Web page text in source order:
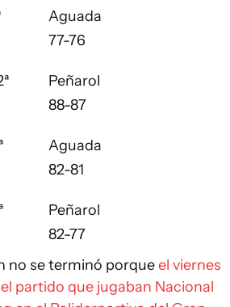
Aguada
77-76
Peñarol
88-87
Aguada
82-81
Peñarol
82-77
no se terminó porqueel viernes
partido que jugaban Nacional